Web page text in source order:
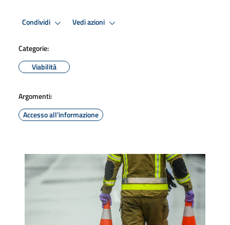
Condividi Vedi azioni
Categorie:
Viabilità
Argomenti:
Accesso all'informazione